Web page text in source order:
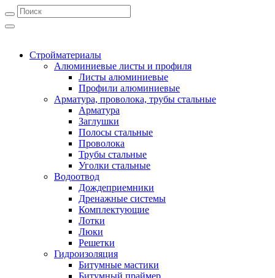
Стройматериалы
Алюминиевые листы и профиля
Листы алюминиевые
Профили алюминиевые
Арматура, проволока, трубы стальные
Арматура
Заглушки
Полосы стальные
Проволока
Трубы стальные
Уголки стальные
Водоотвод
Дождеприемники
Дренажные системы
Комплектующие
Лотки
Люки
Решетки
Гидроизоляция
Битумные мастики
Битумный праймер